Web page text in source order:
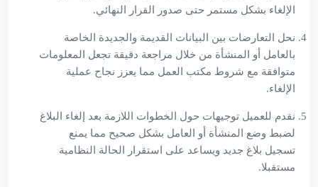
الإلغاء بشكل مستمر حتى صدور القرار النهائي.
نحل التعارضات بين البيانات القديمة والجديدة الخاصة
بالعامل أو المنشأة من خلال مراجعة دقيقة تجعل المعلومات
متوافقة مع شروط مكتب العمل مما يعزز نجاح عملية
الإلغاء.
نقدم للعميل توجيهات حول الخطوات اللازمة بعد إلغاء البلاغ
لضبط وضع المنشأة أو العامل بشكل صحيح مما يمنع
تسجيل بلاغ جديد ويساعد على استقرار الحالة النظامية
مستقبلا.